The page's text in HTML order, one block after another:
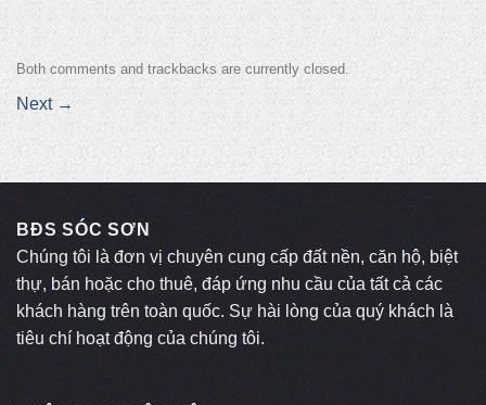
Both comments and trackbacks are currently closed.
Next →
BĐS SÓC SƠN
Chúng tôi là đơn vị chuyên cung cấp đất nền, căn hộ, biệt
thự, bán hoặc cho thuê, đáp ứng nhu cầu của tất cả các
khách hàng trên toàn quốc. Sự hài lòng của quý khách là
tiêu chí hoạt động của chúng tôi.